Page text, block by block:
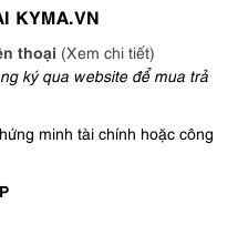
KYMA.VN
thoại (Xem chi tiết)
ký qua website để mua trả
minh tài chính hoặc công